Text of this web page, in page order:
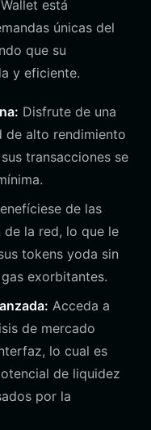
está
únicas del
que su
y eficiente.
Disfrute de una
de alto rendimiento
transacciones se
de las
la red, lo que le
tokens yoda sin
exorbitantes.
Acceda a
de mercado
lo cual es
de liquidez
por la